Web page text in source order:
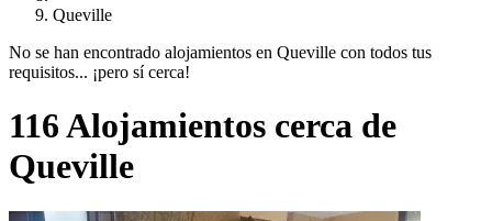
Queville
No se han encontrado alojamientos en Queville con todos tus
requisitos... ¡pero sí cerca!
116 Alojamientos cerca de
Queville